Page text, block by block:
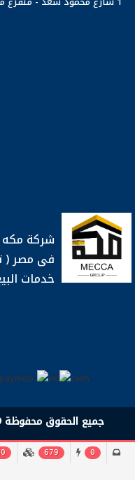
شركة مكه
فى مصر (
خدمات
جميع الحقوق
679 0